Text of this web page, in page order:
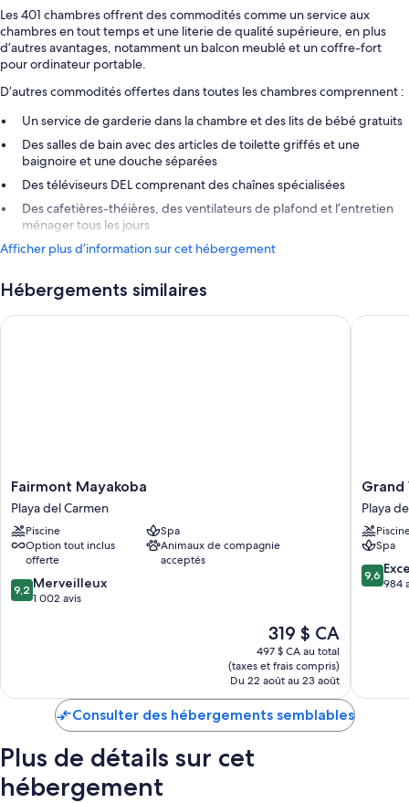
Les 401 chambres offrent des commodités comme un service aux
chambres en tout temps et une literie de qualité supérieure, en plus
d’autres avantages, notamment un balcon meublé et un coffre-fort
pour ordinateur portable.
D’autres commodités offertes dans toutes les chambres comprennent :
Un service de garderie dans la chambre et des lits de bébé gratuits
Des salles de bain avec des articles de toilette griffés et une
baignoire et une douche séparées
Des téléviseurs DEL comprenant des chaînes spécialisées
Des cafetières-théières, des ventilateurs de plafond et l’entretien
ménager tous les jours
Afficher plus d’information sur cet hébergement
Hébergements similaires
Fairmont
Mayakoba
Playa
del
Carmen
Fairmont Mayakoba
Playa del Carmen
Piscine
Spa
Option tout inclus
offerte
Animaux de compagnie
acceptés
9.2
sur
9,2 Merveilleux
1 002 avis
Le
prix
est
de
319 $ CA
319 $ CA
497 $ CA au total
(taxes et frais compris)
Du 22 août au 23 août
Fairmont Mayakoba
Grand
Velas
Riviera
Maya
-
All
Inclusive
Grand
Playa
Spa
9.6
sur
9,6
984
Grand
Consulter des hébergements semblables
Plus de détails sur cet
hébergement